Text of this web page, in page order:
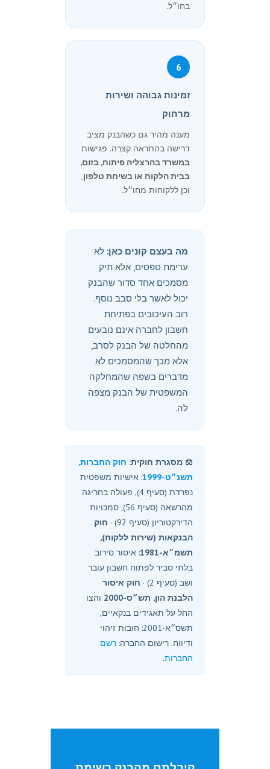
בחו״ל.
6
זמינות גבוהה ושירות
מרחוק
מענה מהיר גם כשהבנק מציב
דרישה בהתראה קצרה. פגישות
במשרד בהרצליה פיתוח, בזום,
בבית הלקוח או בשיחת טלפון,
וכן ללקוחות מחו״ל.
מה בעצם קונים כאן: לא
ערימת טפסים, אלא תיק
מסמכים אחד סדור שהבנק
יכול לאשר בלי סבב נוסף.
רוב העיכובים בפתיחת
חשבון לחברה אינם נובעים
מהחלטה של הבנק לסרב,
אלא מכך שהמסמכים לא
מדברים בשפה שהמחלקה
המשפטית של הבנק מצפה
לה.
⚖️ מסגרת חוקית: חוק החברות,
תשנ״ט-1999
: אישיות משפטית
נפרדת (סעיף 4), פעולה בחריגה
מהרשאה (סעיף 56), סמכויות
הדירקטוריון (סעיף 92) ·
חוק
הבנקאות (שירות ללקוח),
תשמ״א-1981
: איסור סירוב
בלתי סביר לפתוח חשבון עובר
ושב (סעיף 2) ·
חוק איסור
הלבנת הון, תש״ס-2000
והצו
החל על תאגידים בנקאיים,
תשס״א-2001: חובות זיהוי
ודיווח. רישום החברה: רשם
החברות.